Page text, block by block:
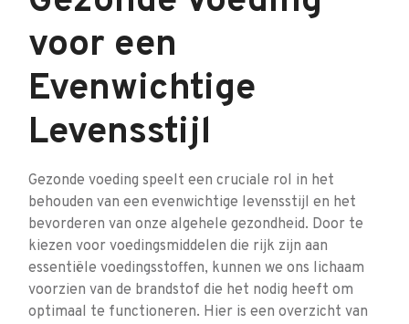
voor een
Evenwichtige
Levensstijl
Gezonde voeding speelt een cruciale rol in het
behouden van een evenwichtige levensstijl en het
bevorderen van onze algehele gezondheid. Door te
kiezen voor voedingsmiddelen die rijk zijn aan
essentiële voedingsstoffen, kunnen we ons lichaam
voorzien van de brandstof die het nodig heeft om
optimaal te functioneren. Hier is een overzicht van